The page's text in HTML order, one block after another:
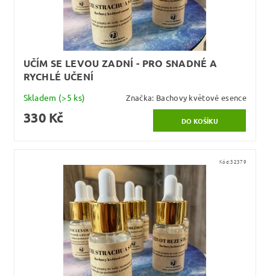
UČÍM SE LEVOU ZADNÍ - PRO SNADNÉ A
RYCHLÉ UČENÍ
Skladem (>5 ks) Značka: Bachovy květové esence
330 Kč
Kód:32379